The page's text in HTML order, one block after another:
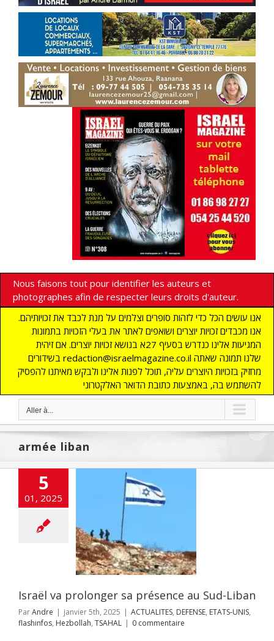
Nous faisons tout pour identifier les auteurs et
photographes afin de respecter leurs droits d'auteur.
אנו עושים הכל כדי לזהות סופרים וצלמים על מנת לכבד את זכויותיהם.
אנו מכבדים זכויות יוצרים ושואפים לאתר את בעלי הזכויות בתמונות
המגיעות אלינו כנדרש בסעיף 27א בנושא זכויות יוצרים. אם זיהית
בשידורים redaction@israelmagazine.co.il שלנו תמונה שאתה
מחזיק בזכויות היוצרים עליה, תוכל לפנות אלינו ולבקש מאיתנו להפסיק
להשתמש בה, באמצעות כתובת הדואר האלקטרוני
Aller à...
armée liban
5
01, 2025
au Sud-Liban
Israël va prolonger sa présence au Sud-Liban
ParAndre | janvier 5th, 2025 | ACTUALITES, DEFENSE, ETATS-UNIS,
flashinfos, Hezbollah, TSAHAL | 0 commentaire